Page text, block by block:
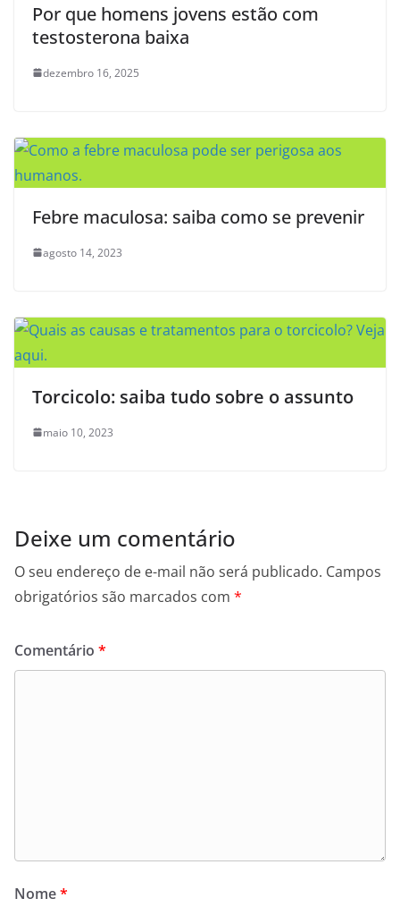
Por que homens jovens estão com
testosterona baixa
dezembro 16, 2025
Febre maculosa: saiba como se prevenir
agosto 14, 2023
Torcicolo: saiba tudo sobre o assunto
maio 10, 2023
Deixe um comentário
O seu endereço de e-mail não será publicado. Campos
obrigatórios são marcados com *
Comentário *
Nome*